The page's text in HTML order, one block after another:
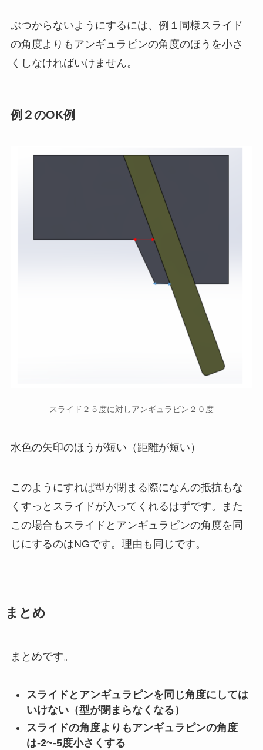
ぶつからないようにするには、例１同様スライド
の角度よりもアンギュラピンの角度のほうを小さ
くしなければいけません。
例２のOK例
スライド２５度に対しアンギュラピン２０度
水色の矢印のほうが短い（距離が短い）
このようにすれば型が閉まる際になんの抵抗もな
くすっとスライドが入ってくれるはずです。また
この場合もスライドとアンギュラピンの角度を同
じにするのはNGです。理由も同じです。
まとめ
まとめです。
スライドとアンギュラピンを同じ角度にしては
いけない（型が閉まらなくなる）
スライドの角度よりもアンギュラピンの角度
は-2~-5度小さくする